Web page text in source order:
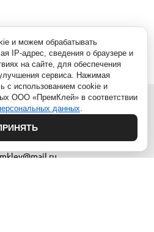
и можем обрабатывать
IP-адрес, сведения о браузере и
на сайте, для обеспечения
сервиса. Нажимая
с использованием cookie и
ООО «ПремКлей» в соответствии
данных.